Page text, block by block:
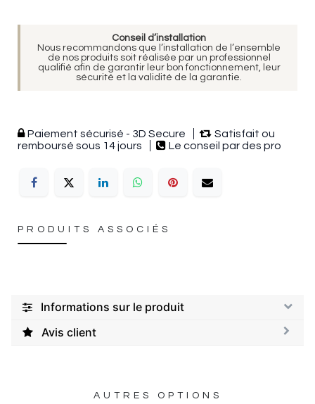
Conseil d’installation
Nous recommandons que l’installation de l’ensemble
de nos produits soit réalisée par un professionnel
qualifié afin de garantir leur bon fonctionnement, leur
sécurité et la validité de la garantie.
Paiement sécurisé - 3D Secure
Satisfait ou
remboursé sous 14 jours
Le conseil par des pro
PRODUITS ASSOCIÉS
Informations sur le produit
Avis client
AUTRES OPTIONS